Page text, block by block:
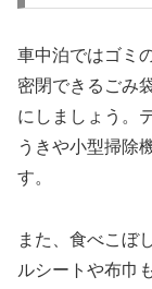
車中泊ではゴミ
密閉できるごみ
にしましょう。
うきや小型掃除
す。
また、食べこぼ
ルシートや布巾